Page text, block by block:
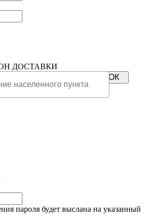
ДОСТАВКИ
пароля будет выслана на указанный